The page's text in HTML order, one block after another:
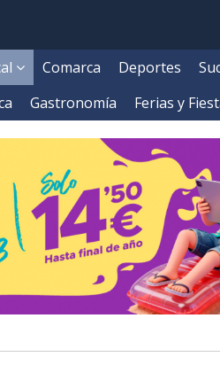
Comarca Deportes
Gastronomía Ferias y